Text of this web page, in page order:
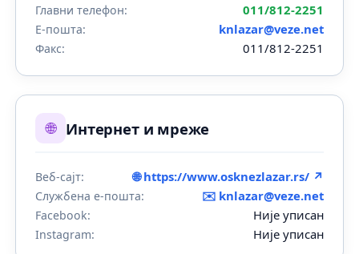
Главни телефон: 011/812-2251
Е-пошта: knlazar@veze.net
Факс: 011/812-2251
🌐 Интернет и мреже
Веб-сајт: 🌐 https://www.osknezlazar.rs/ ↗
Службена е-пошта: ✉️ knlazar@veze.net
Facebook: Није уписан
Instagram: Није уписан